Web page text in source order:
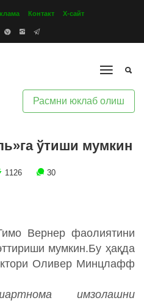
Контакт Х-сайт
Расмни юклаб олиш
ўтиши мумкин
1126 30
Вернер фаолиятини
мумкин.Бу ҳақда
Оливер Минцлафф
имзолашни